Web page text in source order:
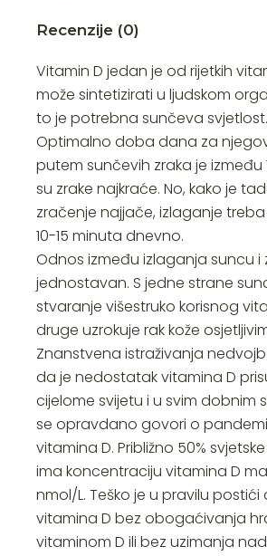
Recenzije (0)
Vitamin D jedan je od rijetkih
može sintetizirati u ljudskom
to je potrebna sunčeva svjetlost.
Optimalno doba dana za
putem sunčevih zraka je između
su zrake najkraće. No, kako je
zračenje najjače, izlaganje
10-15 minuta dnevno.
Odnos između izlaganja suncu i
jednostavan. S jedne strane
stvaranje višestruko korisnog
druge uzrokuje rak kože
Znanstvena istraživanja
da je nedostatak vitamina D
cijelome svijetu i u svim dobnim
se opravdano govori o
vitamina D. Približno 50%
ima koncentraciju vitamina D
nmol/L. Teško je u pravilu
vitamina D bez obogaćivanja
vitaminom D ili bez uzimanja